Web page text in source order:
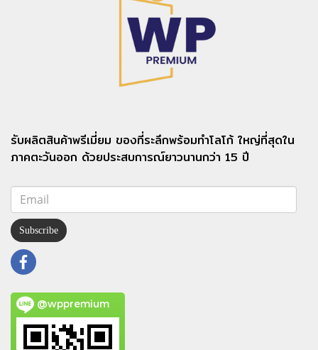
รับผลิตสินค้าพรีเมี่ยม ของที่ระลึกพร้อมทำโลโก้ ใหญ่ที่สุดใน
ภาคตะวันออก ด้วยประสบการณ์ยาวนานกว่า 15 ปี
Subscribe
@wppremium